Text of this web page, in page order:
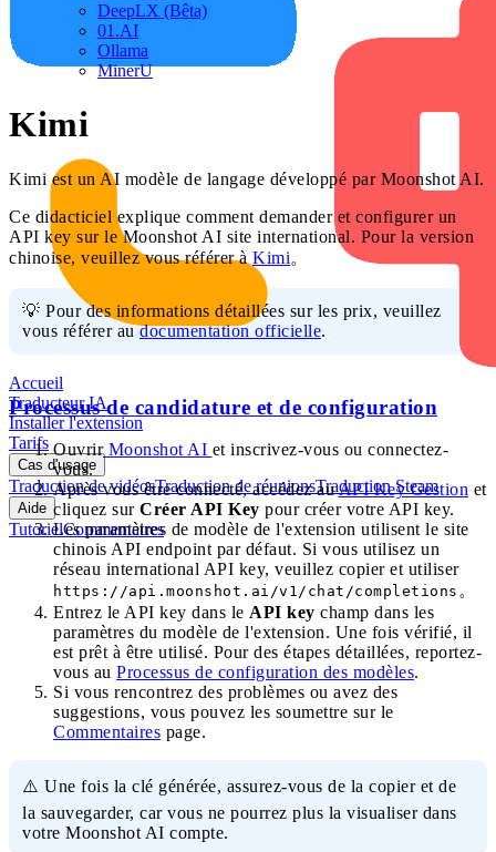
Accueil
Traducteur IA
Installer l'extension
Tarifs
Cas d'usage
Traduction de vidéosTraduction de réunionsTraduction Steam
Aide
TutorielCommentaires
DeepLX (Bêta)
01.AI
Ollama
MinerU
Kimi
Kimi est un AI modèle de langage développé par Moonshot AI.
Ce didacticiel explique comment demander et configurer un
API key sur le Moonshot AI site international. Pour la version
chinoise, veuillez vous référer à Kimi。
💡 Pour des informations détaillées sur les prix, veuillez
vous référer audocumentation officielle.
Processus de candidature et de configuration
OuvrirMoonshot AI et inscrivez-vous ou connectez-
vous.
Après vous être connecté, accédez auAPI Key Gestion et
cliquez sur Créer API Key pour créer votre API key.
Les paramètres de modèle de l'extension utilisent le site
chinois API endpoint par défaut. Si vous utilisez un
réseau international API key, veuillez copier et utiliser
https://api.moonshot.ai/v1/chat/completions 。
Entrez le API key dans le API key champ dans les
paramètres du modèle de l'extension. Une fois vérifié, il
est prêt à être utilisé. Pour des étapes détaillées, reportez-
vous au Processus de configuration des modèles.
Si vous rencontrez des problèmes ou avez des
suggestions, vous pouvez les soumettre sur le
Commentaires page.
⚠️ Une fois la clé générée, assurez-vous de la copier et de
la sauvegarder, car vous ne pourrez plus la visualiser dans
votre Moonshot AI compte.